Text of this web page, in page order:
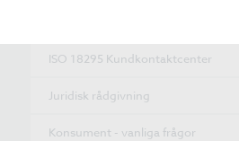
ISO 18295 Kundkontaktcenter
Juridisk rådgivning
Konsument - vanliga frågor